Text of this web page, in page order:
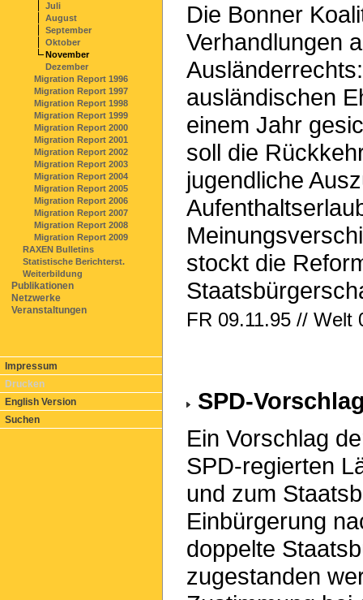
Juli
August
September
Oktober
November
Dezember
Migration Report 1996
Migration Report 1997
Migration Report 1998
Migration Report 1999
Migration Report 2000
Migration Report 2001
Migration Report 2002
Migration Report 2003
Migration Report 2004
Migration Report 2005
Migration Report 2006
Migration Report 2007
Migration Report 2008
Migration Report 2009
RAXEN Bulletins
Statistische Berichterst.
Weiterbildung
Publikationen
Netzwerke
Veranstaltungen
Impressum
Drucken
English Version
Suchen
Die Bonner
Verhandlungen
ausländischen
einem Jahr
soll die
jugendliche
stockt die
FR 09.11.95 // Welt
SPD-
Ein Vorschlag
SPD-regierten
und zum
Einbürgerung
doppelte
zugestanden